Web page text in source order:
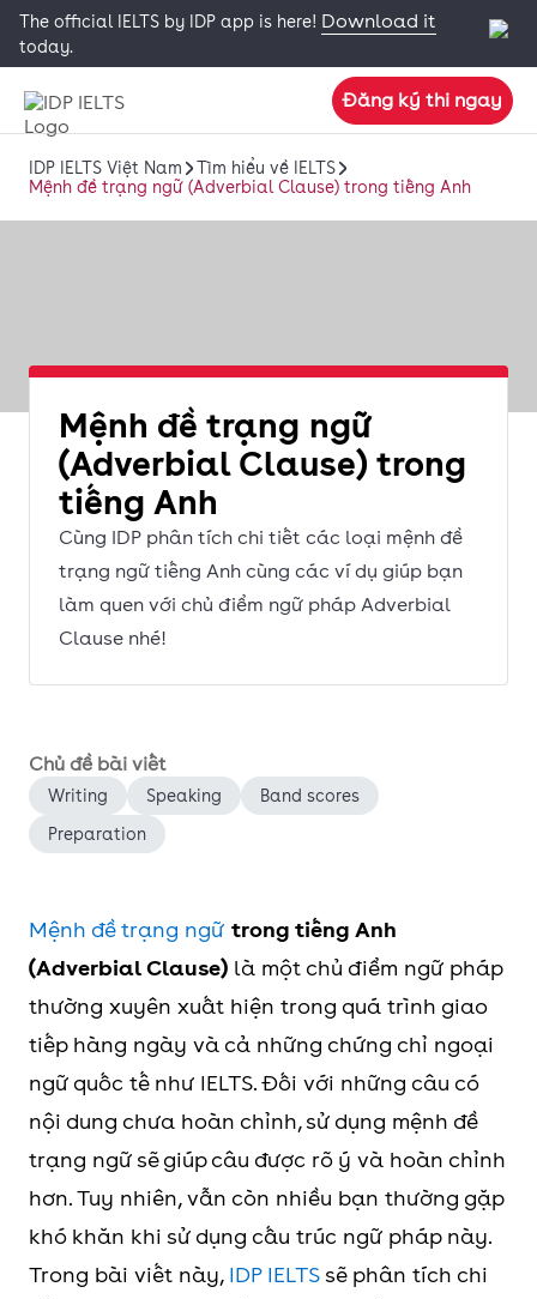
The official IELTS by IDP app is here! Download it
today.
Đăng ký thi ngay
IDP IELTS Việt Nam
Tìm hiểu về IELTS
Mệnh đề trạng ngữ (Adverbial Clause) trong tiếng Anh
Mệnh đề trạng ngữ
(Adverbial Clause) trong
tiếng Anh
Cùng IDP phân tích chi tiết các loại mệnh đề
trạng ngữ tiếng Anh cùng các ví dụ giúp bạn
làm quen với chủ điểm ngữ pháp Adverbial
Clause nhé!
Chủ đề bài viết
Writing Speaking
Band scores
Preparation
Mệnh đề trạng ngữ trong tiếng Anh
(Adverbial Clause) là một chủ điểm ngữ pháp
thường xuyên xuất hiện trong quá trình giao
tiếp hàng ngày và cả những chứng chỉ ngoại
ngữ quốc tế như IELTS. Đối với những câu có
nội dung chưa hoàn chỉnh, sử dụng mệnh đề
trạng ngữ sẽ giúp câu được rõ ý và hoàn chỉnh
hơn. Tuy nhiên, vẫn còn nhiều bạn thường gặp
khó khăn khi sử dụng cấu trúc ngữ pháp này.
Trong bài viết này, IDP IELTSsẽ phân tích chi